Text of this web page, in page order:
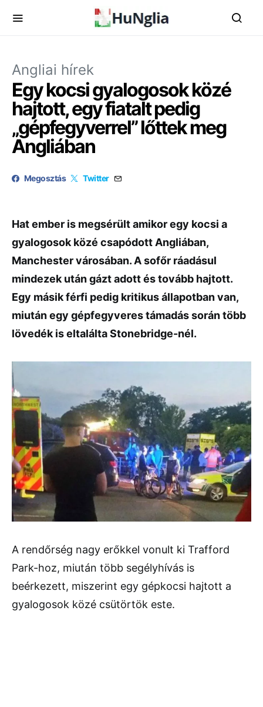
Angliai hírek
Egy kocsi gyalogosok közé
hajtott, egy fiatalt pedig
„gépfegyverrel” lőttek meg
Angliában
Megosztás Twitter
Hat ember is megsérült amikor egy kocsi a
gyalogosok közé csapódott Angliában,
Manchester városában. A sofőr ráadásul
mindezek után gázt adott és tovább hajtott.
Egy másik férfi pedig kritikus állapotban van,
miután egy gépfegyveres támadás során több
lövedék is eltalálta Stonebridge-nél.
A rendőrség nagy erőkkel vonult ki Trafford
Park-hoz, miután több segélyhívás is
beérkezett, miszerint egy gépkocsi hajtott a
gyalogosok közé csütörtök este.